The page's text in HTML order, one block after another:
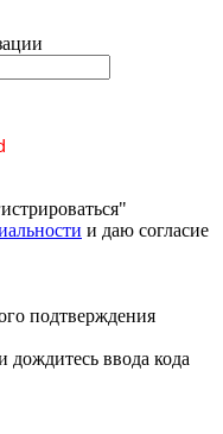
и даю согласие
подтверждения
ввода кода